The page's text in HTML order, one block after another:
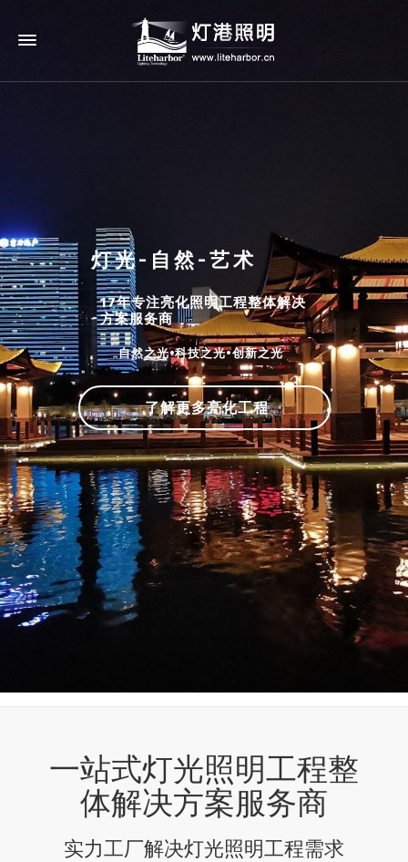
灯光-自然-艺术
17年专注亮化照明工程整体解决
方案服务商
自然之光•科技之光•创新之光
了解更多亮化工程
一站式灯光照明工程整
体解决方案服务商
实力工厂解决灯光照明工程需求